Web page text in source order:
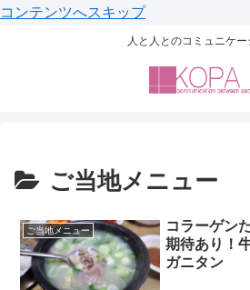
コンテンツへスキップ
人と人とのコミュニケー
ご当地メニュー
ご当地メニュー
コラーゲン
期待あり！
ガニタン